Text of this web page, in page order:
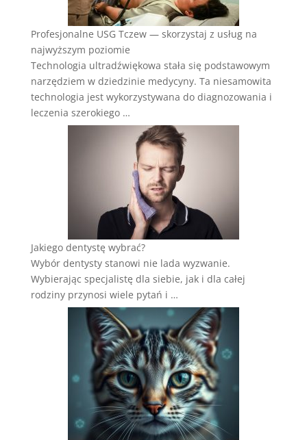
Profesjonalne USG Tczew — skorzystaj z usług na
najwyższym poziomie
Technologia ultradźwiękowa stała się podstawowym
narzędziem w dziedzinie medycyny. Ta niesamowita
technologia jest wykorzystywana do diagnozowania i
leczenia szerokiego …
Jakiego dentystę wybrać?
Wybór dentysty stanowi nie lada wyzwanie.
Wybierając specjalistę dla siebie, jak i dla całej
rodziny przynosi wiele pytań i …